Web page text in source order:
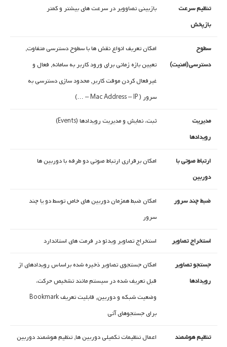
تنظیم سرعت
بازپخش
بازبینی تصاوویر در سرعت های بیشتر و کمتر
سطوح
دسترسی(امنیت)
امکان تعریف انواع نقش ها با سطوح دسترسی متفاوت,
تعیین بازه زمانی برای ورود کاربر به سامانه, فعال و
غیرفعال کردن موقت کاربر, محدود سازی دسترسی به
سرور ( Mac Address – IP – …)
مدیریت
رویدادها
ثبت، نمایش و مدیریت رویدادها (Events)
ارتباط صوتی با
دوربین
امکان برقراری ارتباط صوتی دو طرفه با دوربین ها
ضبط چند سرور
امکان ضبط همزمان دوربین های خاص توسط دو یا چند
سرور
استخراج تصاویر استخراج تصاویر ویدئو در فرمت های استاندارد
جستجو تصاویر
رویدادها
امکان جستجوی تصاویر ذخیره شده براساس رویدادهای از
قبل تعریف شده در سیستم مانند تشخیص حرکت،
برای جستجوهای آتی
تنظیم هوشمند
اعمال تنظیمات تکمیلی دوربین ها, تنظیم هوشمند دوربین